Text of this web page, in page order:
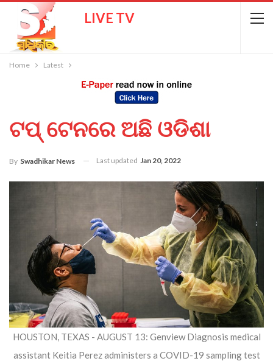
LIVE TV
Home Latest
ଟପ୍ ଟେନରେ ଅଛି ଓଡିଶା
By Swadhikar News Last updated Jan 20, 2022
HOUSTON, TEXAS - AUGUST 13: Genview Diagnosis medical
assistant Keitia Perez administers a COVID-19 sampling test